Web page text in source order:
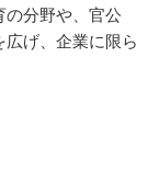
の分野や、官公
げ、企業に限ら